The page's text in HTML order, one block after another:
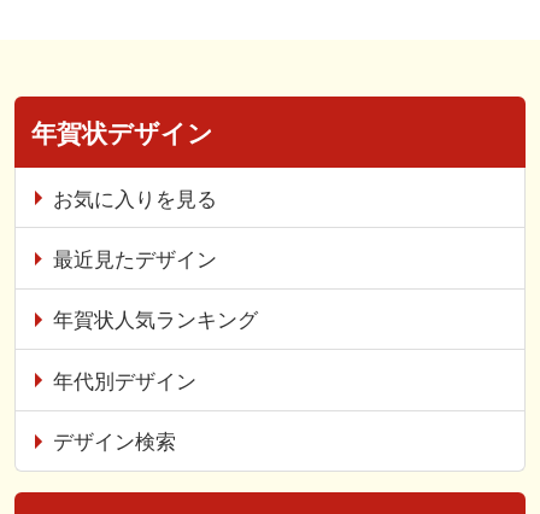
年賀状デザイン
お気に入りを見る
最近見たデザイン
年賀状人気ランキング
年代別デザイン
デザイン検索